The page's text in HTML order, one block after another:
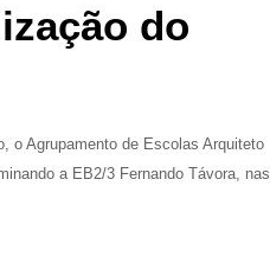
do
o Agrupamento de Escolas Arquiteto
a EB2/3 Fernando Távora, nas